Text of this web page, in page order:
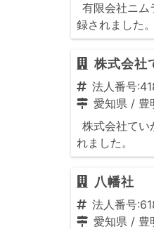
有限会社ニ
録されました
株式会社
法人番号
愛知県 / 豊
株式会社て
れました。
八幡社
法人番号
愛知県 / 豊